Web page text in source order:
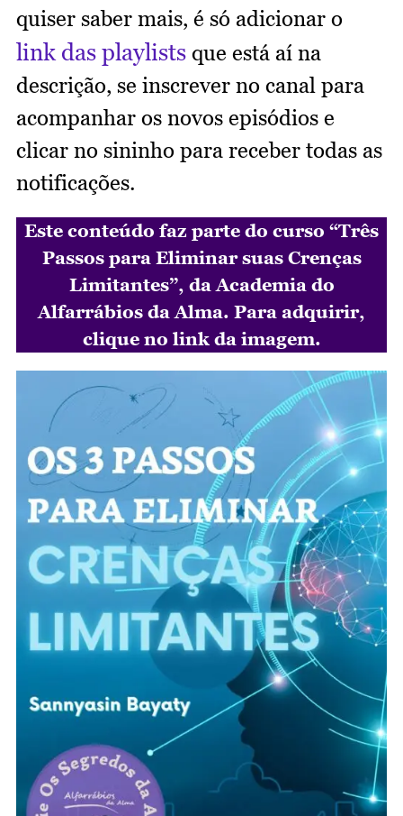
quiser saber mais, é só adicionar o
link das playlists que está aí na
descrição, se inscrever no canal para
acompanhar os novos episódios e
clicar no sininho para receber todas as
notificações.
Este conteúdo faz parte do curso “Três
Passos para Eliminar suas Crenças
Limitantes”, da Academia do
Alfarrábios da Alma. Para adquirir,
clique no link da imagem.